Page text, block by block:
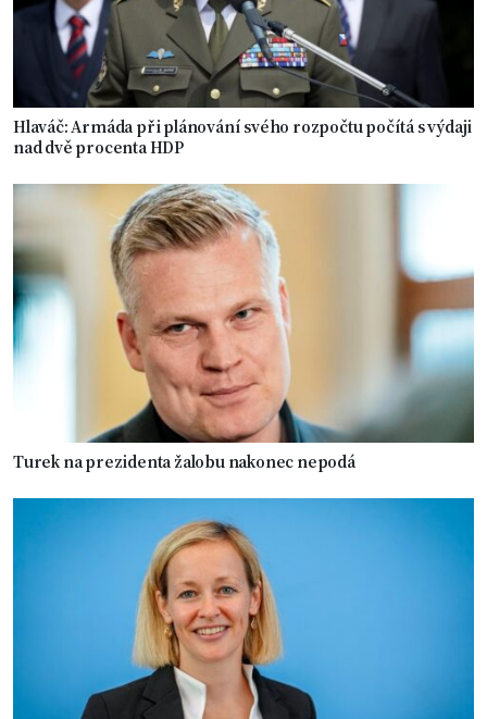
Hlaváč: Armáda při plánování svého rozpočtu počítá s výdaji
nad dvě procenta HDP
Turek na prezidenta žalobu nakonec nepodá